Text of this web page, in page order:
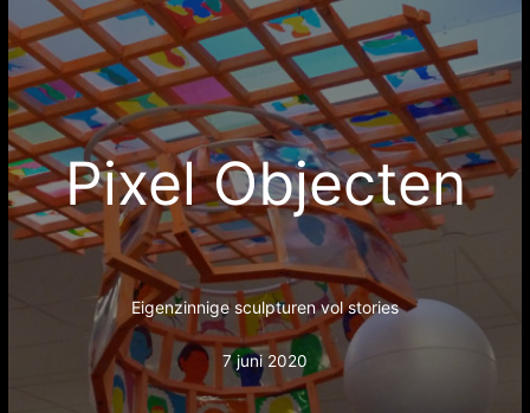
Pixel Objecten
Eigenzinnige sculpturen vol stories
7 juni 2020